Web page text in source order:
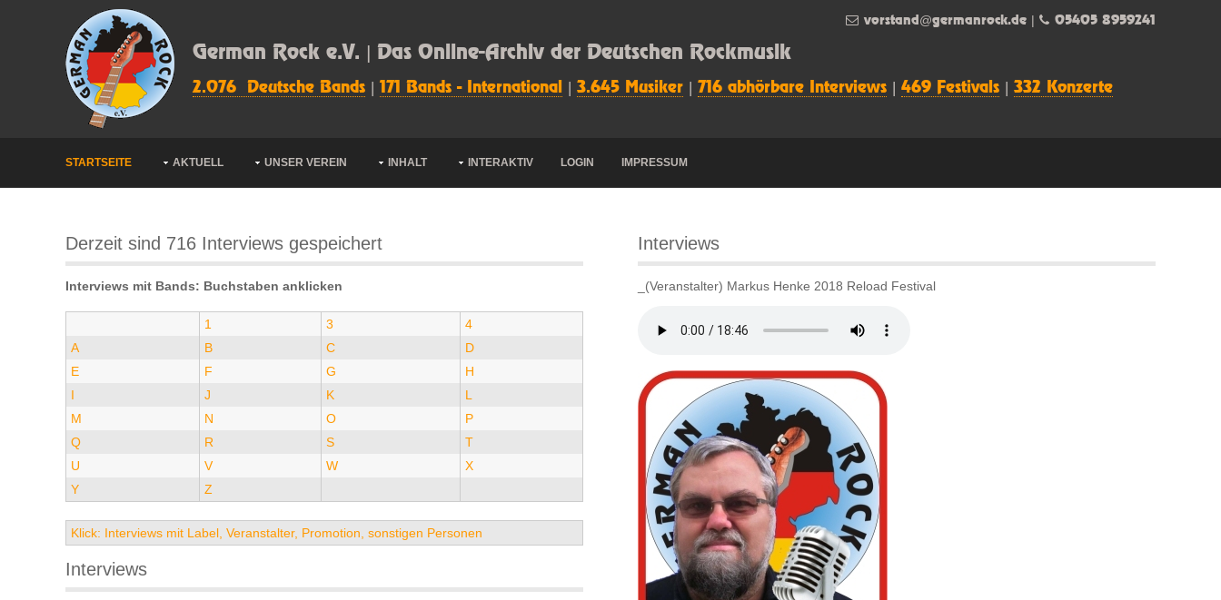
German Rock e.V. | Das Online-Archiv der Deutschen Rockmusik
2.076 Deutsche Bands 171 Bands - International 3.645 Musiker 716 abhörbare Interviews 469 Festivals 332 Konzerte
vorstand@germanrock.de 05405 8959241
STARTSEITE AKTUELL UNSER VEREIN INHALT INTERAKTIV LOGIN IMPRESSUM
Derzeit sind 716 Interviews gespeichert
Interviews mit Bands: Buchstaben anklicken
1 3
4
A
B C
D
E
F G
H
I
J K
L
M
N O
P
Q
R S
T
U
V W
X
Y
Z
Klick: Interviews mit Label, Veranstalter, Promotion, sonstigen Personen
Interviews
Interviews
_(Veranstalter) Markus Henke 2018 Reload Festival